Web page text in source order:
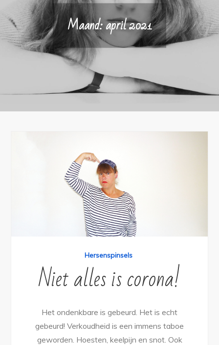
Maand:april 2021
Hersenspinsels
Niet alles is corona!
Het ondenkbare is gebeurd. Het is echt
gebeurd! Verkoudheid is een immens taboe
geworden. Hoesten, keelpijn en snot. Ook